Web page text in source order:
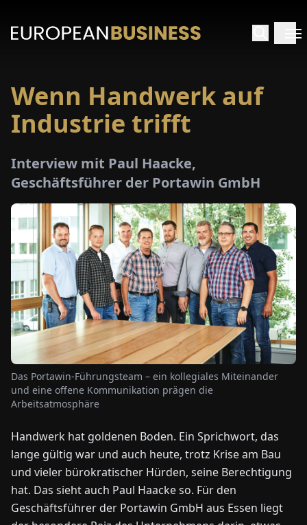
PAPER
ÜBER
UNS
ENDEFRES ITNLPLHU
KONTAKT
ZU
UNS
Wenn Handwerk auf
Industrie trifft
Interview mit Paul Haacke,
Geschäftsführer der Portawin GmbH
Das Portawin-Führungsteam – ein kollegiales Miteinander
und eine offene Kommunikation prägen die
Arbeitsatmosphäre
Handwerk hat goldenen Boden. Ein Sprichwort, das
lange gültig war und auch heute, trotz Krise am Bau
und vieler bürokratischer Hürden, seine Berechtigung
hat. Das sieht auch Paul Haacke so. Für den
Geschäftsführer der Portawin GmbH aus Essen liegt